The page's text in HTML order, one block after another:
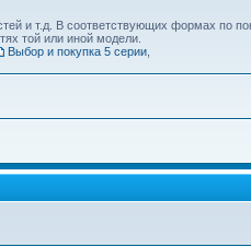
и т.д. В соответствующих формах по
той или иной модели.
Выбор и покупка 5 серии